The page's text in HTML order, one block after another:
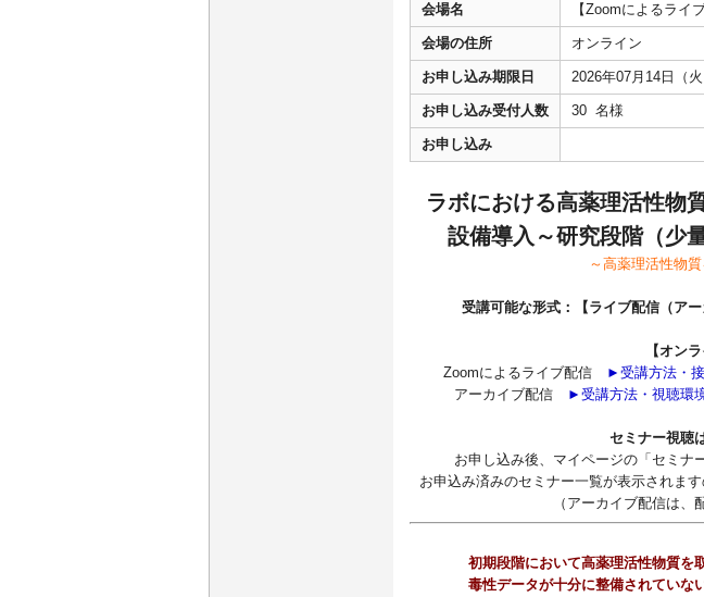
会場名 【Zoomによるライ
会場の住所 オンライン
お申し込み期限日 2026年07月14日（
お申し込み受付人数 30 名様
お申し込み
ラボにおける高薬理活性物
設備導入～研究段階（少
～高薬理活性物
受講可能な形式：【ライブ配信（ア
【オン
Zoomによるライブ配信
►受講方法・
アーカイブ配信
►受講方法・視聴環
セミナー視聴
お申し込み後、マイページの「セミナ
お申込み済みのセミナー一覧が表示されま
（アーカイブ配信は、
初期段階において高薬理活性物質を
毒性データが十分に整備されていな